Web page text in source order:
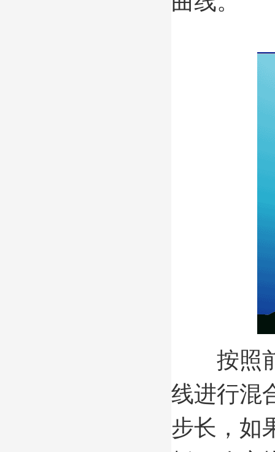
按照前
线进行混
步长，如